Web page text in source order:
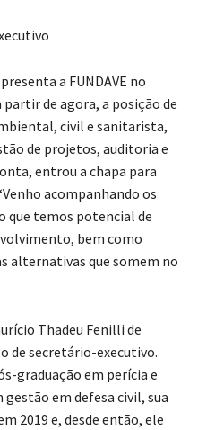
a FUNDAVE no
partir de agora, a posição de
civil e sanitarista,
de projetos, auditoria e
entrou a chapa para
acompanhando os
que temos potencial de
bem como
alternativas que somem no
Thadeu Fenilli de
de secretário-executivo.
graduação em perícia e
em defesa civil, sua
2019 e, desde então, ele